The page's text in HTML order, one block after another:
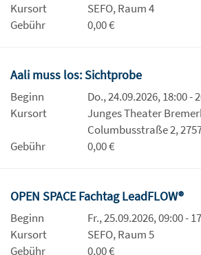
Kursort
SEFO, Raum 4
Gebühr
0,00 €
Aali muss los: Sichtprobe
Beginn
Do., 24.09.2026, 18:00 -
Kursort
Junges Theater
Columbusstraße 2,
Gebühr
0,00 €
OPEN SPACE Fachtag LeadFLOW®
Beginn
Fr., 25.09.2026, 09:00 -
Kursort
SEFO, Raum 5
Gebühr
0,00 €